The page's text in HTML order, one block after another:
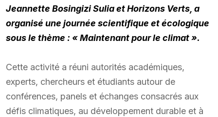
Jeannette Bosingizi Sulia et Horizons Verts, a
organisé une journée scientifique et écologique
sous le thème : « Maintenant pour le climat ».
Cette activité a réuni autorités académiques,
experts, chercheurs et étudiants autour de
conférences, panels et échanges consacrés aux
défis climatiques, au développement durable et à